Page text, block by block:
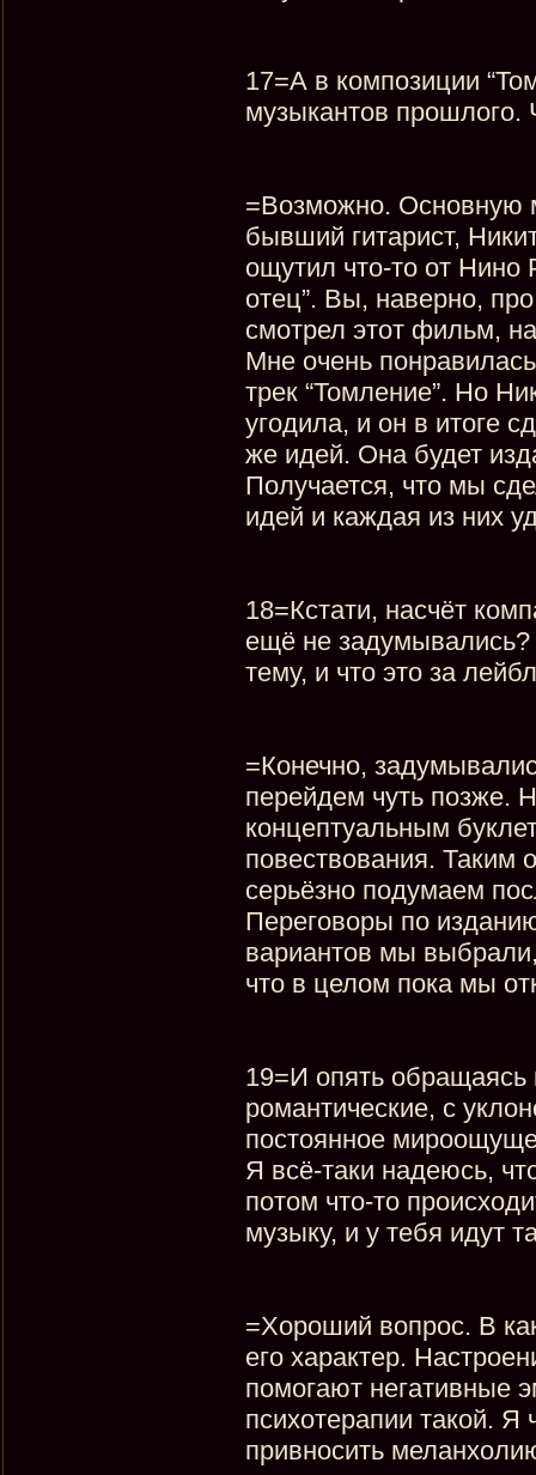
17=А в композиции
музыкантов прошлого.
=Возможно. Основную
бывший гитарист,
ощутил что-то от Нино
отец”. Вы, наверно,
смотрел этот фильм,
Мне очень
трек “Томление”. Но
угодила, и он в итоге
же идей. Она будет
Получается, что мы
идей и каждая из них
18=Кстати, насчёт
ещё не задумывались?
тему, и что это за
=Конечно,
перейдем чуть позже.
концептуальным
повествования. Таким
серьёзно подумаем
Переговоры по
вариантов мы
что в целом пока мы
19=И опять обращаясь
романтические, с
постоянное
Я всё-таки надеюсь,
потом что-то
музыку, и у тебя идут
=Хороший вопрос. В
его характер.
помогают негативные
психотерапии такой.
привносить